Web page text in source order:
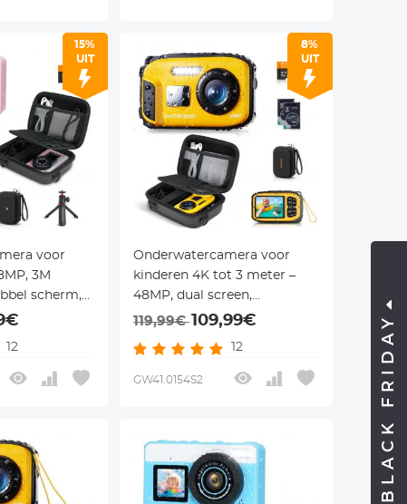
15%
UIT
voor
3M
scherm,
12
8%
UIT
Onderwatercamera voor
kinderen 4K tot 3 meter –
48MP, dual screen,
selfiespiegel, 15 frames &
snorkelen en zwemmen –
Kentfaith
119,99€109,99€
12
GW41.0154S2 BLACK FRIDAY